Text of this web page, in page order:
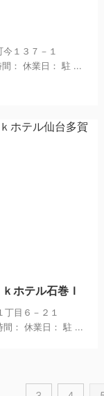
１３７－１
： 休業日： 駐 ...
ホテル石巻Ｉ
目６－２１
： 休業日： 駐 ...